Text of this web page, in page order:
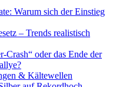
Warum sich der Einstieg
– Trends realistisch
Crash“ oder das Ende der
& Kältewellen